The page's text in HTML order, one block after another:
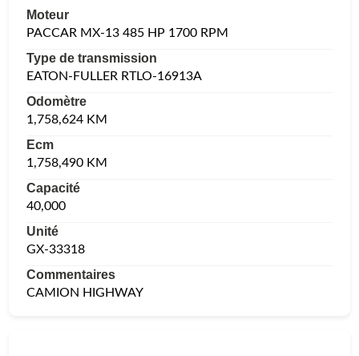
Moteur
PACCAR MX-13 485 HP 1700 RPM
Type de transmission
EATON-FULLER RTLO-16913A
Odomètre
1,758,624 KM
Ecm
1,758,490 KM
Capacité
40,000
Unité
GX-33318
Commentaires
CAMION HIGHWAY